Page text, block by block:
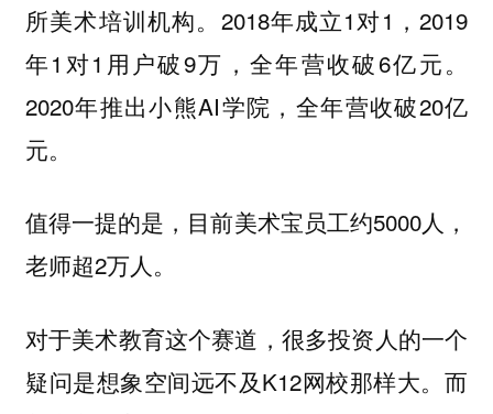
所美术培训机构。2018年成立1对1，2019
年1对1用户破9万，全年营收破6亿元。
2020年推出小熊AI学院，全年营收破20亿
元。
值得一提的是，目前美术宝员工约5000人，
老师超2万人。
对于美术教育这个赛道，很多投资人的一个
疑问是想象空间远不及K12网校那样大。而